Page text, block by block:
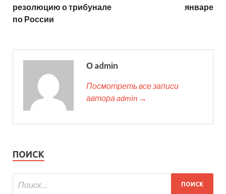
резолюцию о трибунале
по России
январе
О admin
Посмотреть все записи
автора admin →
ПОИСК